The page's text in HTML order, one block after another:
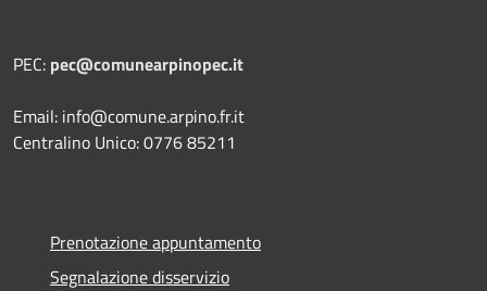
PEC: pec@comunearpinopec.it
Email: info@comune.arpino.fr.it
Centralino Unico: 0776 85211
Prenotazione appuntamento
Segnalazione disservizio